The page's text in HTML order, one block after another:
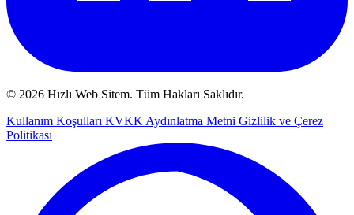
© 2026 Hızlı Web Sitem. Tüm Hakları Saklıdır.
Kullanım Koşulları KVKK Aydınlatma Metni Gizlilik ve Çerez
Politikası